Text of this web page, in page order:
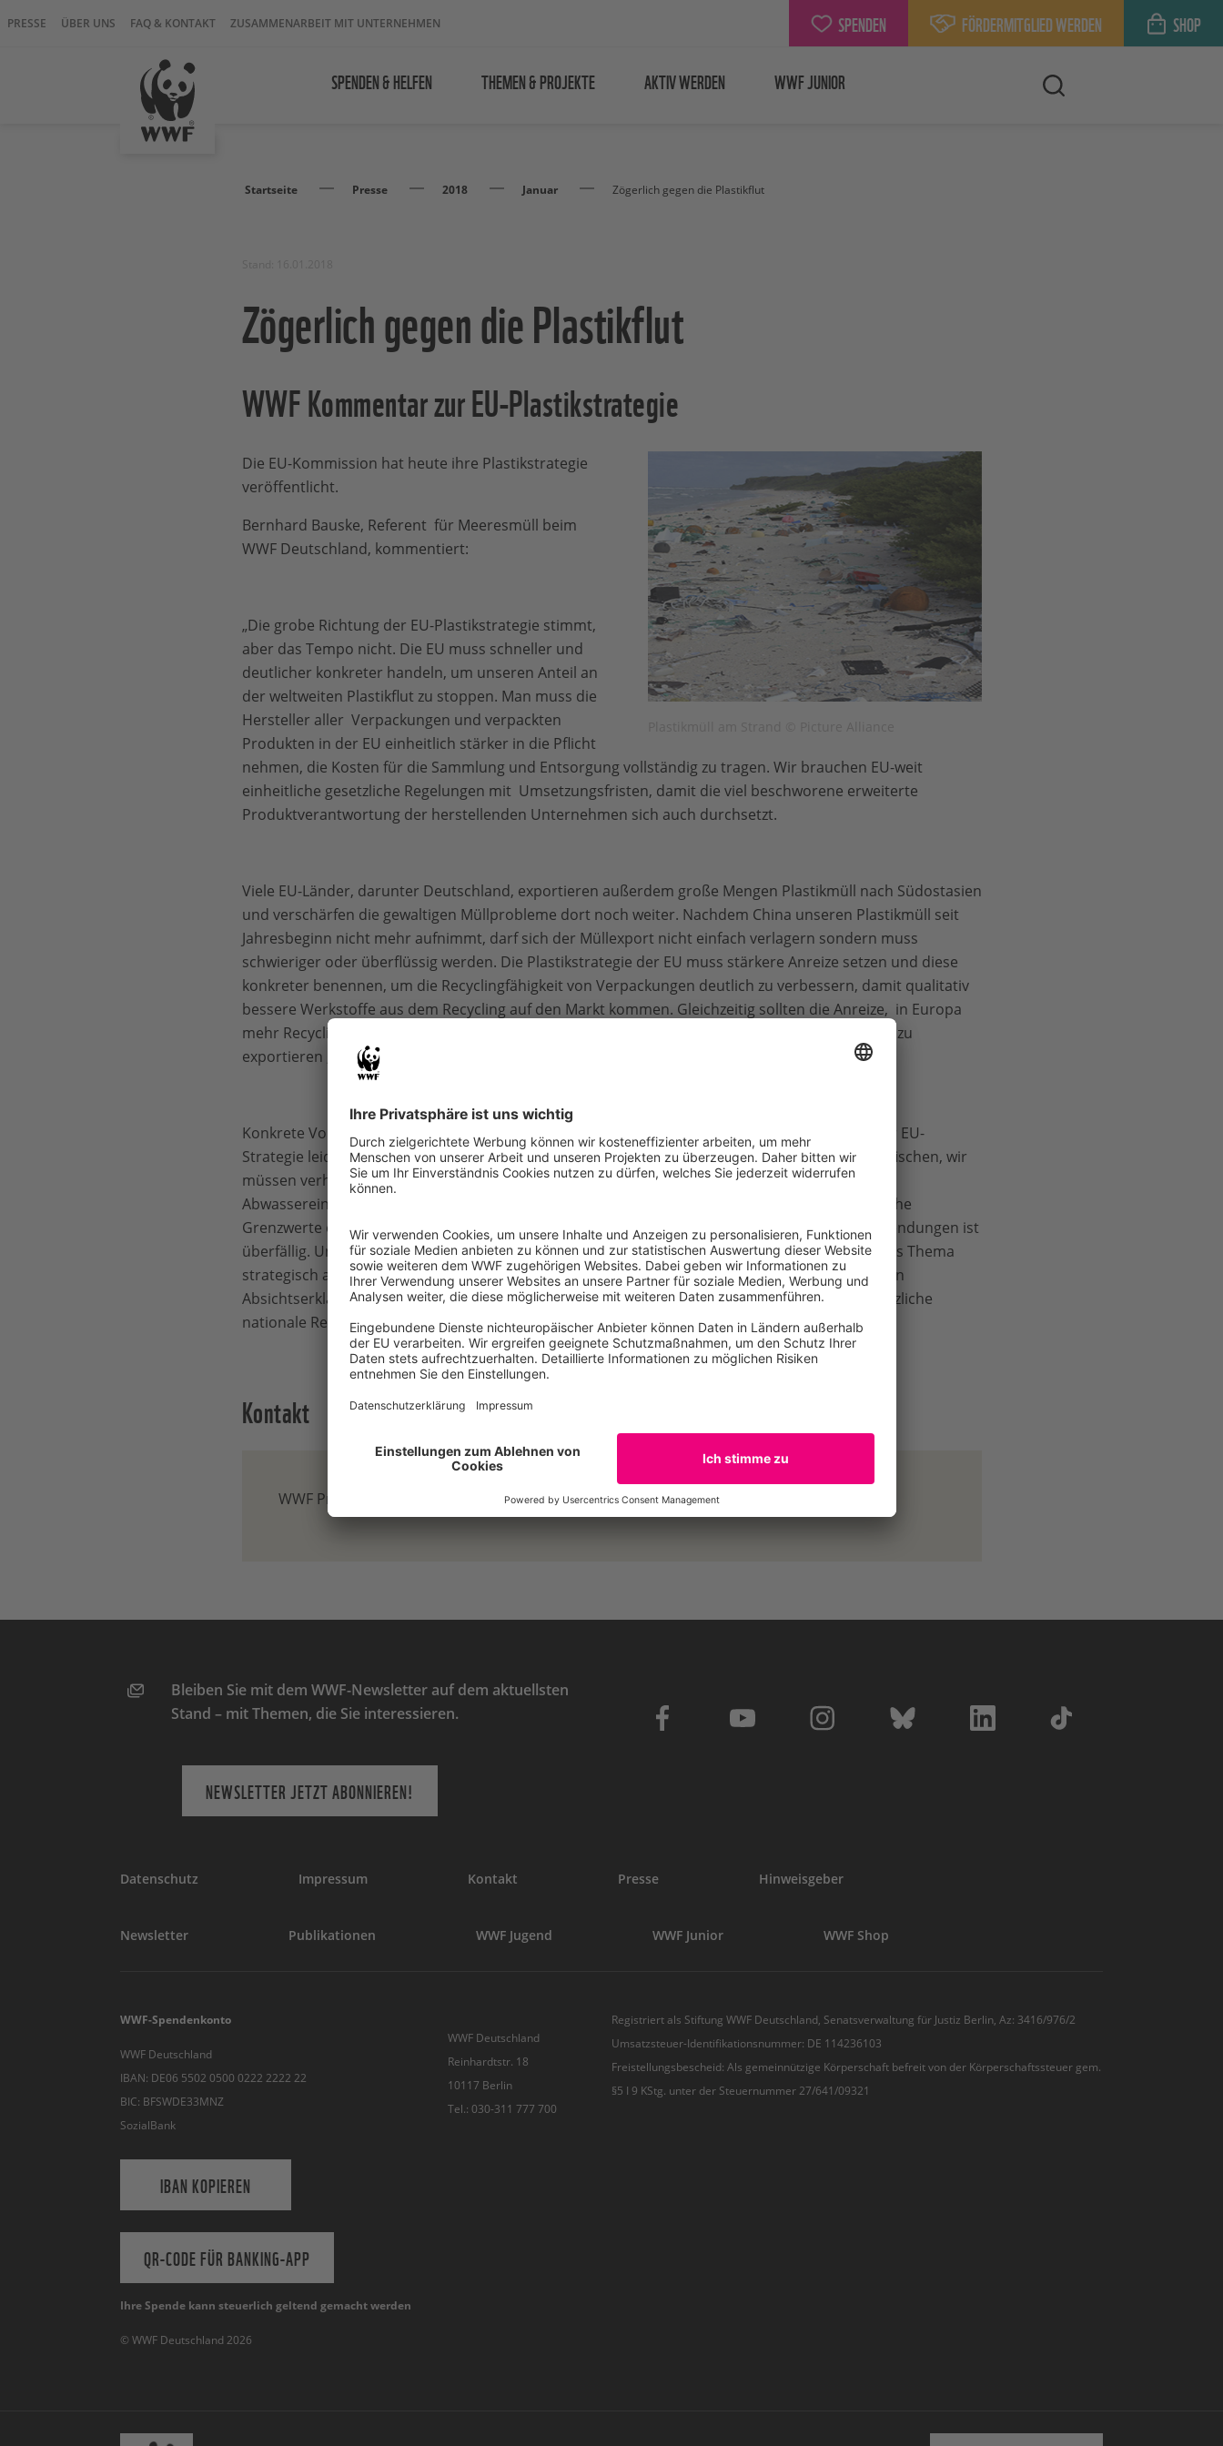
PRESSE ÜBER UNS FAQ & KONTAKT ZUSAMMENARBEIT MIT UNTERNEHMEN SPENDEN FÖRDERMITGLIED WERDEN SHOP
SPENDEN & HELFEN THEMEN & PROJEKTE AKTIV WERDEN WWF JUNIOR
Startseite Presse 2018 Januar Zögerlich gegen die Plastikflut
Zögerlich gegen die Plastikflut
WWF Kommentar zur EU-Plastikstrategie
Die EU-Kommission hat heute ihre Plastikstrategie
veröffentlicht.
Bernhard Bauske, Referent für Meeresmüll beim
WWF Deutschland, kommentiert:
„Die grobe Richtung der EU-Plastikstrategie stimmt,
aber das Tempo nicht. Die EU muss schneller und
deutlicher konkreter handeln, um unseren Anteil an
der weltweiten Plastikflut zu stoppen. Man muss die
Hersteller aller Verpackungen und verpackten
Produkten in der EU einheitlich stärker in die Pflicht
nehmen, die Kosten für die Sammlung und Entsorgung vollständig zu tragen. Wir brauchen EU-weit
einheitliche gesetzliche Regelungen mit Umsetzungsfristen, damit die viel beschworene erweiterte
Produktverantwortung der herstellenden Unternehmen sich auch durchsetzt.
Viele EU-Länder, darunter Deutschland, exportieren außerdem große Mengen Plastikmüll nach Südostasien
und verschärfen die gewaltigen Müllprobleme dort noch weiter. Nachdem China unseren Plastikmüll seit
Jahresbeginn nicht mehr aufnimmt, darf sich der Müllexport nicht einfach verlagern sondern muss
schwieriger oder überflüssig werden. Die Plastikstrategie der EU muss stärkere Anreize setzen und diese
konkreter benennen, um die Recyclingfähigkeit von Verpackungen deutlich zu verbessern, damit qualitativ
bessere Werkstoffe aus dem Recycling auf den Markt kommen. Gleichzeitig sollten die Anreize, in Europa
mehr Recyclingkunststoffe in Produkten und Verpackungen einzusetzen statt sie nach Übersee zu
exportieren , konkreter benannt werden.
Konkrete Vorgaben zur Einführung von gesetzlichen Regelungen zu Mikroplastik tauchen in der EU-
Strategie leider nicht auf. Es ist praktisch unmöglich, die winzigen Plastikteile aus dem Meer zu fischen, wir
müssen verhindern, dass Mikroplastik über Abwässer in Flüsse und Meere gelangt. Für
Abwassereinleitungen von primärem Mikroplastik aus Industriebetrieben muss die EU gesetzliche
Grenzwerte einführen. Auch ein Verbot von Mikroplastik in Kosmetik und bei industriellen Anwendungen ist
überfällig. Unsere Meere stehen kurz vor dem Müllkollaps, es ist begrüßenswert, dass die EU das Thema
strategisch angehen will und übergeordnete Ziele formuliert, aber es fehlt die Zeit sich mit vagen
Absichtserklärungen aufzuhalten, sondern wir brauchen einen konkreten Fahrplan, wann gesetzliche
nationale Regelungen eingeführt und abgeschlossen sein müssen.“
Kontakt
WWF Presse-Team E-Mail
Bleiben Sie mit dem WWF-Newsletter auf dem aktuellsten
Stand – mit Themen, die Sie interessieren.
NEWSLETTER JETZT ABONNIEREN!
Datenschutz Impressum Kontakt Presse Hinweisgeber
Newsletter Publikationen WWF Jugend WWF Junior WWF Shop
WWF-Spendenkonto
WWF Deutschland
IBAN: DE06 5502 0500 0222 2222 22
BIC: BFSWDE33MNZ
SozialBank
IBAN KOPIEREN
QR-CODE FÜR BANKING-APP
WWF Deutschland
Reinhardtstr. 18
10117 Berlin
Tel.: 030-311 777 700
Ihre Spende kann steuerlich geltend gemacht werden
Registriert als Stiftung WWF Deutschland, Senatsverwaltung für Justiz Berlin, Az: 3416/976/2
Umsatzsteuer-Identifikationsnummer: DE 114236103
Freistellungsbescheid: Als gemeinnützige Körperschaft befreit von der Körperschaftssteuer gem.
§5 I 9 KStg. unter der Steuernummer 27/641/09321
© WWF Deutschland 2026